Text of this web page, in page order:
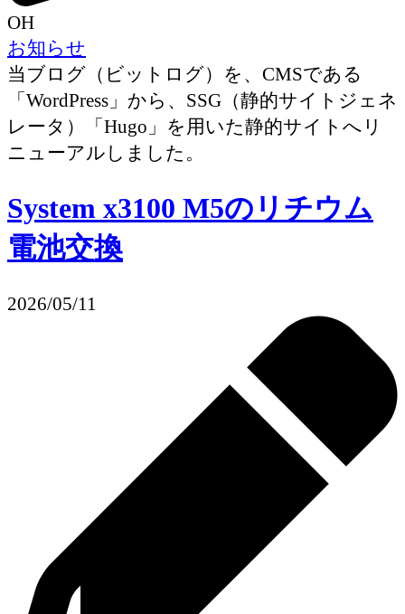
OH
お知らせ
当ブログ（ビットログ）を、CMSである
「WordPress」から、SSG（静的サイトジェネ
レータ）「Hugo」を用いた静的サイトへリ
ニューアルしました。
System x3100 M5のリチウム
電池交換
2026/05/11